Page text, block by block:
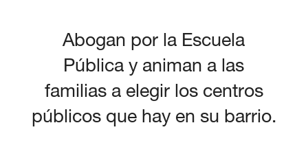
Abogan por la Escuela
Pública y animan a las
familias a elegir los centros
públicos que hay en su barrio.